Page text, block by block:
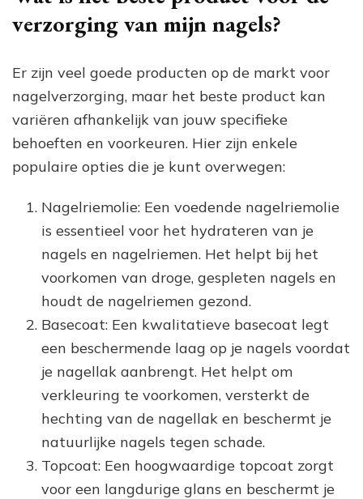
verzorging van mijn nagels?
Er zijn veel goede producten op de markt voor
nagelverzorging, maar het beste product kan
variëren afhankelijk van jouw specifieke
behoeften en voorkeuren. Hier zijn enkele
populaire opties die je kunt overwegen:
Nagelriemolie: Een voedende nagelriemolie
is essentieel voor het hydrateren van je
nagels en nagelriemen. Het helpt bij het
voorkomen van droge, gespleten nagels en
houdt de nagelriemen gezond.
Basecoat: Een kwalitatieve basecoat legt
een beschermende laag op je nagels voordat
je nagellak aanbrengt. Het helpt om
verkleuring te voorkomen, versterkt de
hechting van de nagellak en beschermt je
natuurlijke nagels tegen schade.
Topcoat: Een hoogwaardige topcoat zorgt
voor een langdurige glans en beschermt je